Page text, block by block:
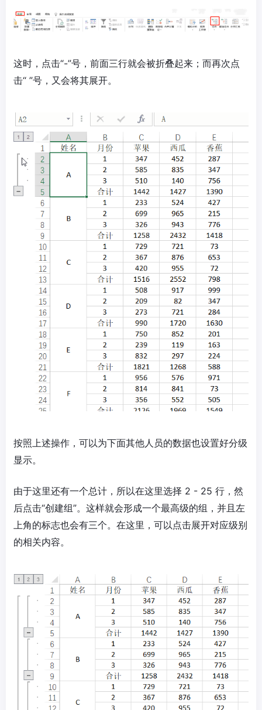
这时，点击“-”号，前面三行就会被折叠起来；而再次点
击“ ”号，又会将其展开。
按照上述操作，可以为下面其他人员的数据也设置好分级
显示。
由于这里还有一个总计，所以在这里选择 2 - 25 行，然
后点击“创建组”。这样就会形成一个最高级的组，并且左
上角的标志也会有三个。在这里，可以点击展开对应级别
的相关内容。